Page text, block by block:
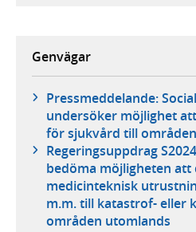
Genvägar
Pressmeddelande:
undersöker möjlighet
för sjukvård till
Regeringsuppdrag
bedöma möjligheten att
medicinteknisk
m.m. till katastrof- eller
områden utomlands